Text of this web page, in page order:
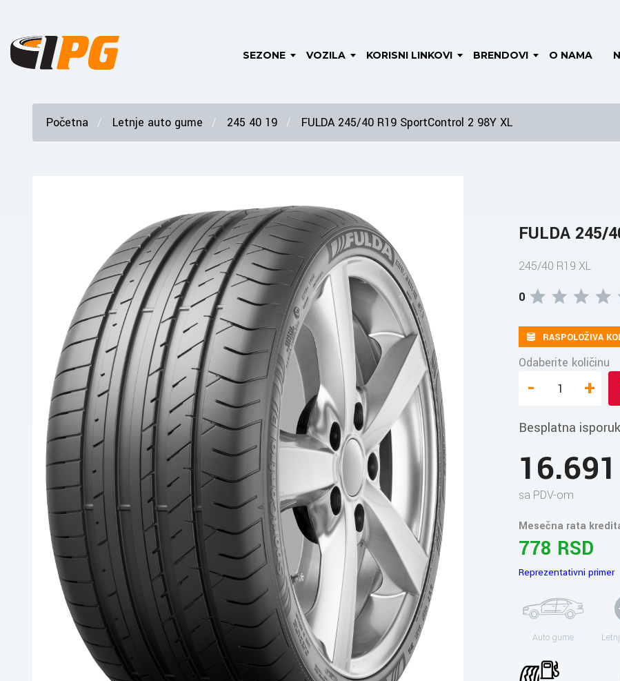
SEZONE VOZILA KORISNI LINKOVI BRENDOVI O NAMA
Početna Letnje auto gume 245 40 19 FULDA 245/40 R19 SportControl 2 98Y XL
FULDA 245/
245/40 R19 XL
0
RASPOLOŽIVA
Odaberite količinu
- +
Besplatna
sa PDV-om
Mesečna rata
778 RSD
Reprezentativni primer
Auto gume